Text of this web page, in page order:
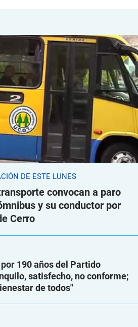
DE ESTE LUNES
convocan a paro
y su conductor por
Cerro
190 años del Partido
satisfecho, no conforme;
de todos"